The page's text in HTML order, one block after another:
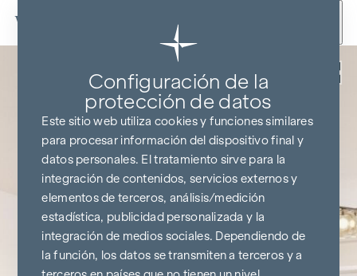
Ir al contenido
Configuración de la
protección de datos
Este sitio web utiliza cookies y funciones similares
para procesar información del dispositivo final y
datos personales. El tratamiento sirve para la
integración de contenidos, servicios externos y
elementos de terceros, análisis/medición
estadística, publicidad personalizada y la
integración de medios sociales. Dependiendo de
la función, los datos se transmiten a terceros y a